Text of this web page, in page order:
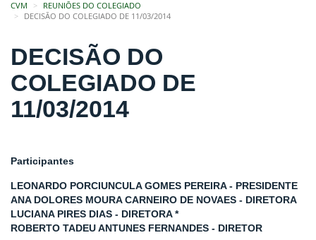
CVM
REUNIÕES DO COLEGIADO
DECISÃO DO COLEGIADO DE 11/03/2014
DECISÃO DO
COLEGIADO DE
11/03/2014
Participantes
LEONARDO PORCIUNCULA GOMES PEREIRA - PRESIDENTE
ANA DOLORES MOURA CARNEIRO DE NOVAES - DIRETORA
LUCIANA PIRES DIAS - DIRETORA *
ROBERTO TADEU ANTUNES FERNANDES - DIRETOR